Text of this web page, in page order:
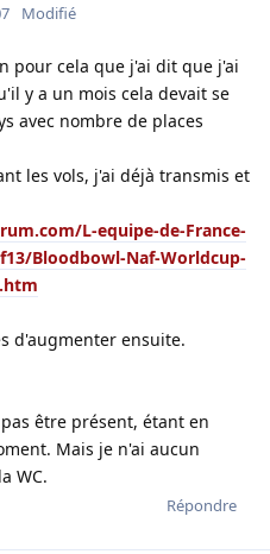
Modifié
pour cela que j'ai dit que j'ai
y a un mois cela devait se
avec nombre de places
les vols, j'ai déjà transmis et
L-equipe-de-France-
Bloodbowl-Naf-Worldcup-
d'augmenter ensuite.
être présent, étant en
Mais je n'ai aucun
WC.
Répondre